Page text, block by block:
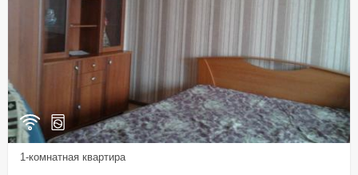
1-комнатная квартира